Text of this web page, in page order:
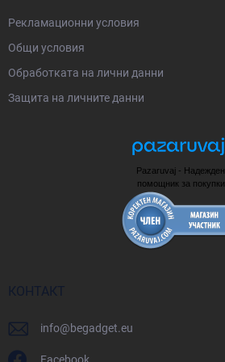
Рекламационни условия
Общи условия
Oбработката на лични данни
Защита на личните данни
Pazaruvaj - Надежден
помощник за покупки
КОНТАКТ
info@begadget.eu